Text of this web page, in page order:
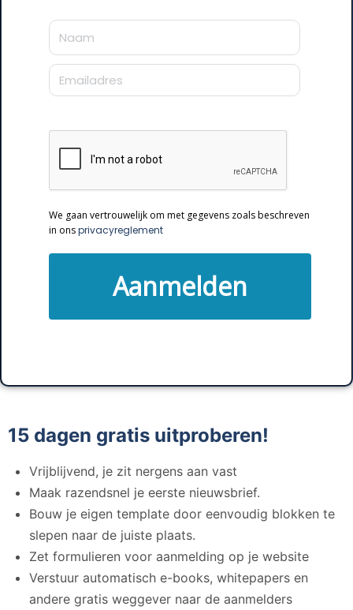
E-mail
We gaan vertrouwelijk om met gegevens zoals beschreven
in onsprivacyreglement
Aanmelden
15 dagen gratis uitproberen!
Vrijblijvend, je zit nergens aan vast
Maak razendsnel je eerste nieuwsbrief.
Bouw je eigen template door eenvoudig blokken te
slepen naar de juiste plaats.
Zet formulieren voor aanmelding op je website
Verstuur automatisch e-books, whitepapers en
andere gratis weggever naar de aanmelders